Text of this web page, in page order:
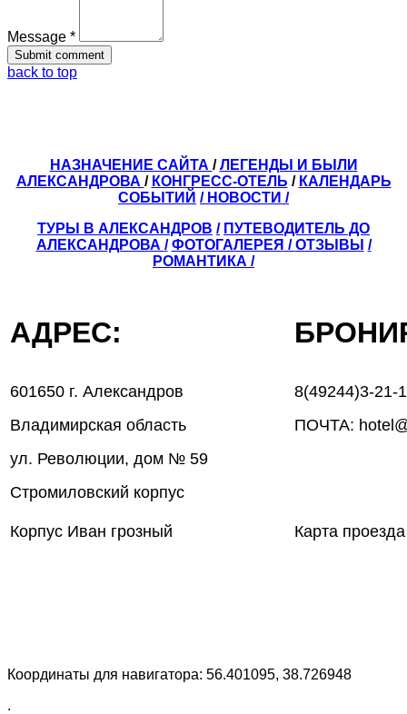
Message *
back to top
НАЗНАЧЕНИЕ САЙТА /ЛЕГЕНДЫ И БЫЛИ
АЛЕКСАНДРОВА / КОНГРЕСС-ОТЕЛЬ / КАЛЕНДАРЬ
СОБЫТИЙ / НОВОСТИ /
ТУРЫ В АЛЕКСАНДРОВ / ПУТЕВОДИТЕЛЬ ДО
АЛЕКСАНДРОВА / ФОТОГАЛЕРЕЯ /ОТЗЫВЫ /
РОМАНТИКА /
АДРЕС:
601650 г. Александров
Владимирская область
ул. Революции, дом № 59
Стромиловский корпус
Корпус Иван грозный
8(49244)3-21-
ПОЧТА:
Карта
Координаты для навигатора: 56.401095, 38.726948
.